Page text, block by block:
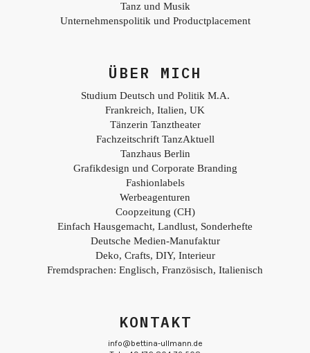
Tanz und Musik
Unternehmenspolitik und Productplacement
ÜBER MICH
Studium Deutsch und Politik M.A.
Frankreich, Italien, UK
Tänzerin Tanztheater
Fachzeitschrift TanzAktuell
Tanzhaus Berlin
Grafikdesign und Corporate Branding
Fashionlabels
Werbeagenturen
Coopzeitung (CH)
Einfach Hausgemacht, Landlust, Sonderhefte
Deutsche Medien-Manufaktur
Deko, Crafts, DIY, Interieur
Fremdsprachen: Englisch, Französisch, Italienisch
KONTAKT
info@bettina-ullmann.de